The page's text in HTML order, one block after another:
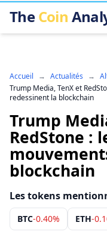
TheCoin
Accueil → Actualités →
Trump Media, TenX et
redessinent la blockchain
Trump
RedStone :
blockchain
Les tokens
BTC-0.40% ETH-